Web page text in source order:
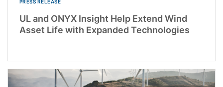
PRESS RELEASE
UL and ONYX Insight Help Extend Wind
Asset Life with Expanded Technologies